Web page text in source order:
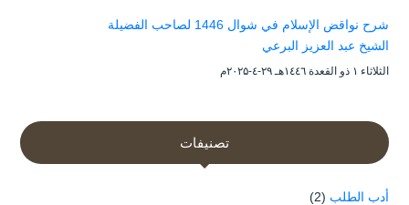
شرح نواقض الإسلام في شوال 1446 لصاحب الفضيلة
الشيخ عبد العزيز البرعي
الثلاثاء ۱ ذو القعدة ۱٤٤٦هـ ۲۹-٤-۲۰۲۵م
تصنيفات
أدب الطلب (2)